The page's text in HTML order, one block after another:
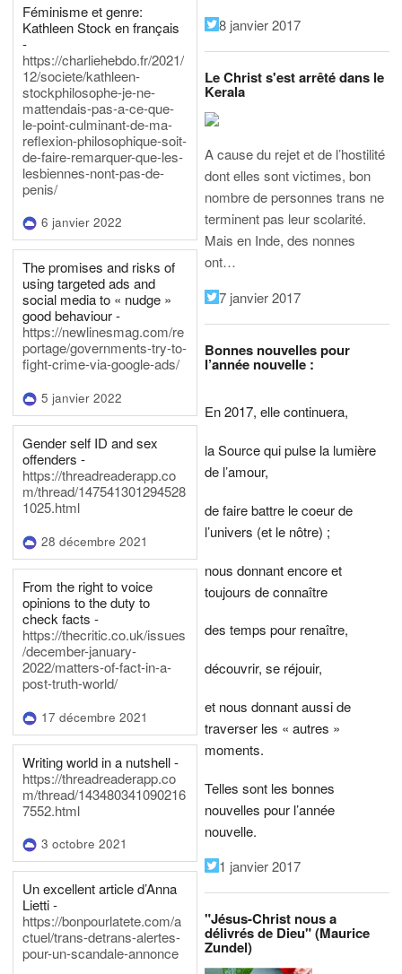
Féminisme et genre:
Kathleen Stock en français
-
https://charliehebdo.fr/2021/
12/societe/kathleen-
stockphilosophe-je-ne-
mattendais-pas-a-ce-que-
le-point-culminant-de-ma-
reflexion-philosophique-soit-
de-faire-remarquer-que-les-
lesbiennes-nont-pas-de-
penis/
6 janvier 2022
The promises and risks of
using targeted ads and
social media to « nudge »
good behaviour -
https://newlinesmag.com/re
portage/governments-try-to-
fight-crime-via-google-ads/
5 janvier 2022
Gender self ID and sex
offenders -
https://threadreaderapp.co
m/thread/147541301294528
1025.html
28 décembre 2021
From the right to voice
opinions to the duty to
check facts -
https://thecritic.co.uk/issues
/december-january-
2022/matters-of-fact-in-a-
post-truth-world/
17 décembre 2021
Writing world in a nutshell -
https://threadreaderapp.co
m/thread/143480341090216
7552.html
3 octobre 2021
Un excellent article d’Anna
Lietti -
https://bonpourlatete.com/a
ctuel/trans-detrans-alertes-
pour-un-scandale-annonce
8 janvier 2017
Le Christ s'est arrêté dans le
Kerala
A cause du rejet et de l’hostilité
dont elles sont victimes, bon
nombre de personnes trans ne
terminent pas leur scolarité.
Mais en Inde, des nonnes
ont…
7 janvier 2017
Bonnes nouvelles pour
l’année nouvelle :
En 2017, elle continuera,
la Source qui pulse la lumière
de l’amour,
de faire battre le coeur de
l’univers (et le nôtre) ;
nous donnant encore et
toujours de connaître
des temps pour renaître,
découvrir, se réjouir,
et nous donnant aussi de
traverser les « autres »
moments.
Telles sont les bonnes
nouvelles pour l’année
nouvelle.
1 janvier 2017
"Jésus-Christ nous a
délivrés de Dieu" (Maurice
Zundel)